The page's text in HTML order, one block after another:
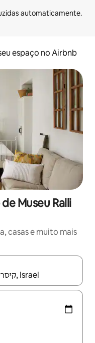
espaço no Airbnb
Museu Ralli
casas e muito mais
explore-os